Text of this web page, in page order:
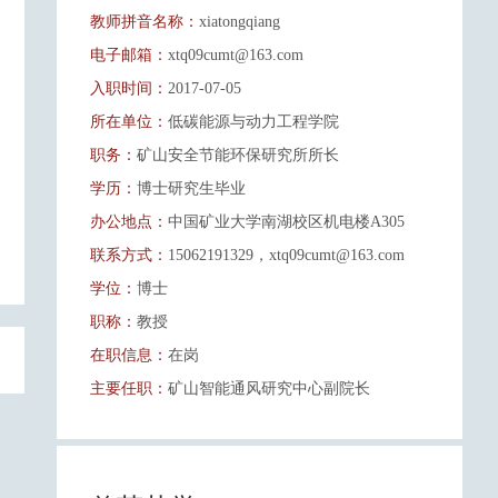
教师拼音名称： xiatongqiang
电子邮箱： xtq09cumt@163.com
入职时间： 2017-07-05
所在单位： 低碳能源与动力工程学院
职务： 矿山安全节能环保研究所所长
学历： 博士研究生毕业
办公地点： 中国矿业大学南湖校区机电楼A305
联系方式： 15062191329，xtq09cumt@163.com
学位： 博士
职称： 教授
在职信息： 在岗
主要任职： 矿山智能通风研究中心副院长